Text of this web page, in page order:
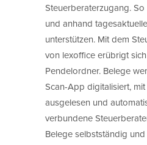
Steuerberaterzugang.
und anhand
unterstützen. Mit dem
von lexoffice erübrigt
Pendelordner. Belege
Scan-App digitalisiert,
ausgelesen und
verbundene
Belege selbstständig